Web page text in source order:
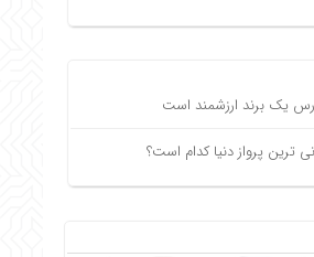
یک برند ارزشمند است
ترین پرواز دنیا کدام است؟